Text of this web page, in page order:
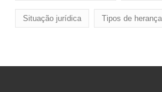
Situação jurídica Tipos de herança